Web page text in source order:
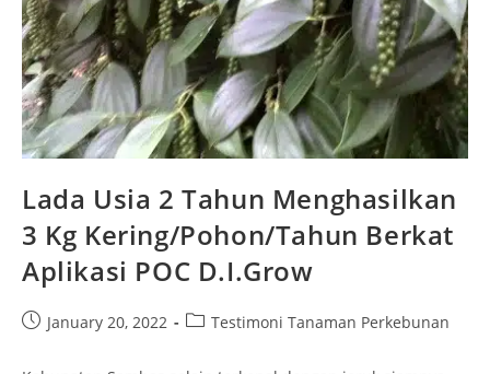
Lada Usia 2 Tahun Menghasilkan
3 Kg Kering/Pohon/Tahun Berkat
Aplikasi POC D.I.Grow
January 20, 2022 Testimoni Tanaman Perkebunan